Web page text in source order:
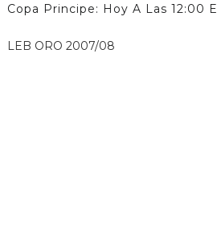
Copa Principe: Hoy A Las 12:00
LEB ORO 2007/08